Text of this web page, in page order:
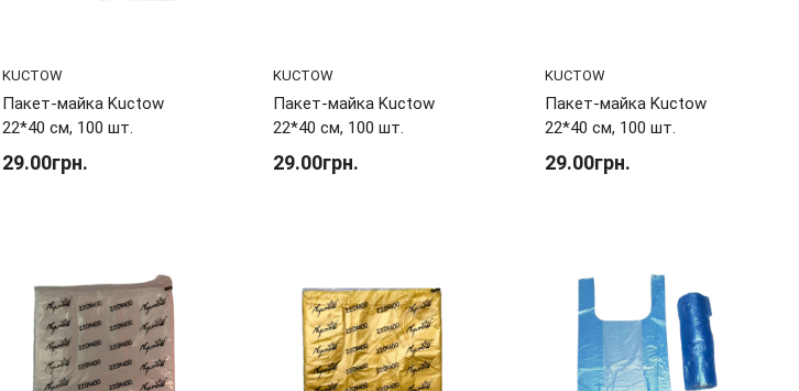
KUCTOW
Пакет-майка Kuctow
22*40 см, 100 шт.
29.00грн.
KUCTOW
Пакет-майка Kuctow
22*40 см, 100 шт.
29.00грн.
KUCTOW
Пакет-майка Kuctow
22*40 см, 100 шт.
29.00грн.